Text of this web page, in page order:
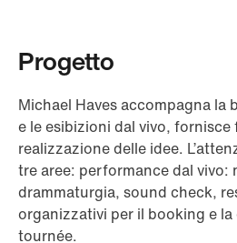
Progetto
Michael Haves accompagna la
e le esibizioni dal vivo,
realizzazione delle idee.
tre aree: performance dal vivo:
drammaturgia, sound check,
organizzativi per il booking e
tournée.